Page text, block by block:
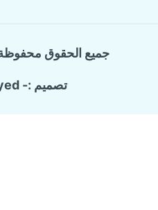
جميع الحقوق
تصميم :- monaelsayed